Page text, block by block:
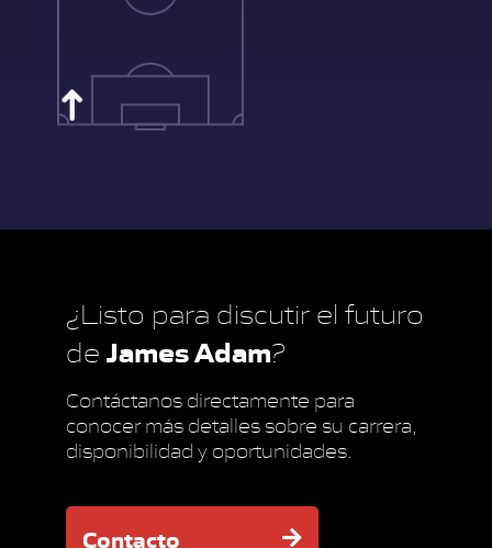
¿Listo para discutir el futuro
de James Adam?
Contáctanos directamente para
conocer más detalles sobre su carrera,
disponibilidad y oportunidades.
Contacto